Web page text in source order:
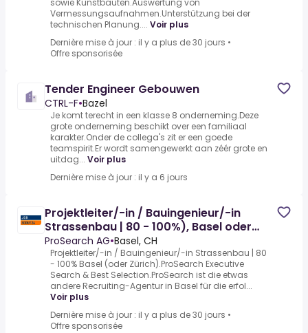
sowie Kunstbauten.Auswertung von
Vermessungsaufnahmen.Unterstützung bei der
technischen Planung.... Voir plus
Dernière mise à jour : il y a plus de 30 jours •
Offre sponsorisée
Tender Engineer Gebouwen
CTRL-F•Bazel
Je komt terecht in een klasse 8 onderneming.Deze
grote onderneming beschikt over een familiaal
karakter.Onder de collega's zit er een goede
teamspirit.Er wordt samengewerkt aan zéér grote en
uitdag... Voir plus
Dernière mise à jour : il y a 6 jours
Projektleiter/-in / Bauingenieur/-in
Strassenbau | 80 - 100%), Basel oder
Zürich
ProSearch AG•Basel, CH
Projektleiter/-in / Bauingenieur/-in Strassenbau | 80
- 100% Basel (oder Zürich).ProSearch Executive
Search & Best Selection.ProSearch ist die etwas
andere Recruiting-Agentur in Basel für die erfol...
Voir plus
Dernière mise à jour : il y a plus de 30 jours •
Offre sponsorisée